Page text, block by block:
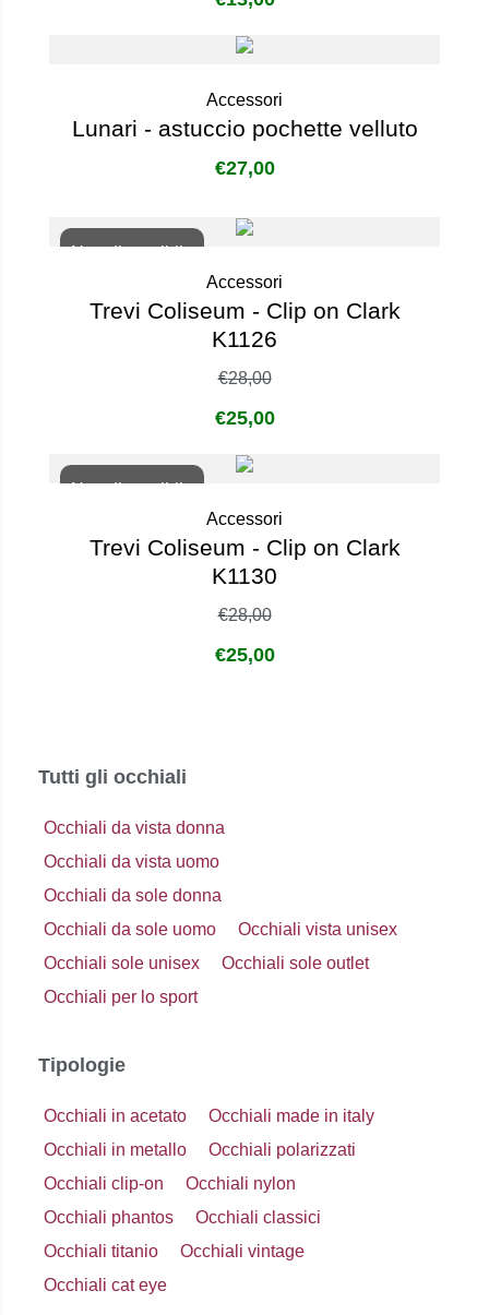
Accessori
Lunari - astuccio pochette velluto
€27,00
Non disponibile
Accessori
Trevi Coliseum - Clip on Clark
K1126
€28,00
€25,00
Non disponibile
Accessori
Trevi Coliseum - Clip on Clark
K1130
€28,00
€25,00
Tutti gli occhiali
Occhiali da vista donna
Occhiali da vista uomo
Occhiali da sole donna
Occhiali da sole uomo
Occhiali vista unisex
Occhiali sole unisex
Occhiali sole outlet
Occhiali per lo sport
Tipologie
Occhiali in acetato
Occhiali made in italy
Occhiali in metallo
Occhiali polarizzati
Occhiali clip-on
Occhiali nylon
Occhiali phantos
Occhiali classici
Occhiali titanio
Occhiali vintage
Occhiali cat eye